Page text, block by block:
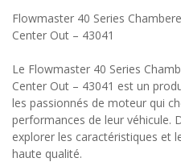
Flowmaster 40 Series
Center Out – 43041
Le Flowmaster 40 Series
Center Out – 43041 est un
les passionnés de moteur qui
performances de leur véhicule.
explorer les caractéristiques et
haute qualité.